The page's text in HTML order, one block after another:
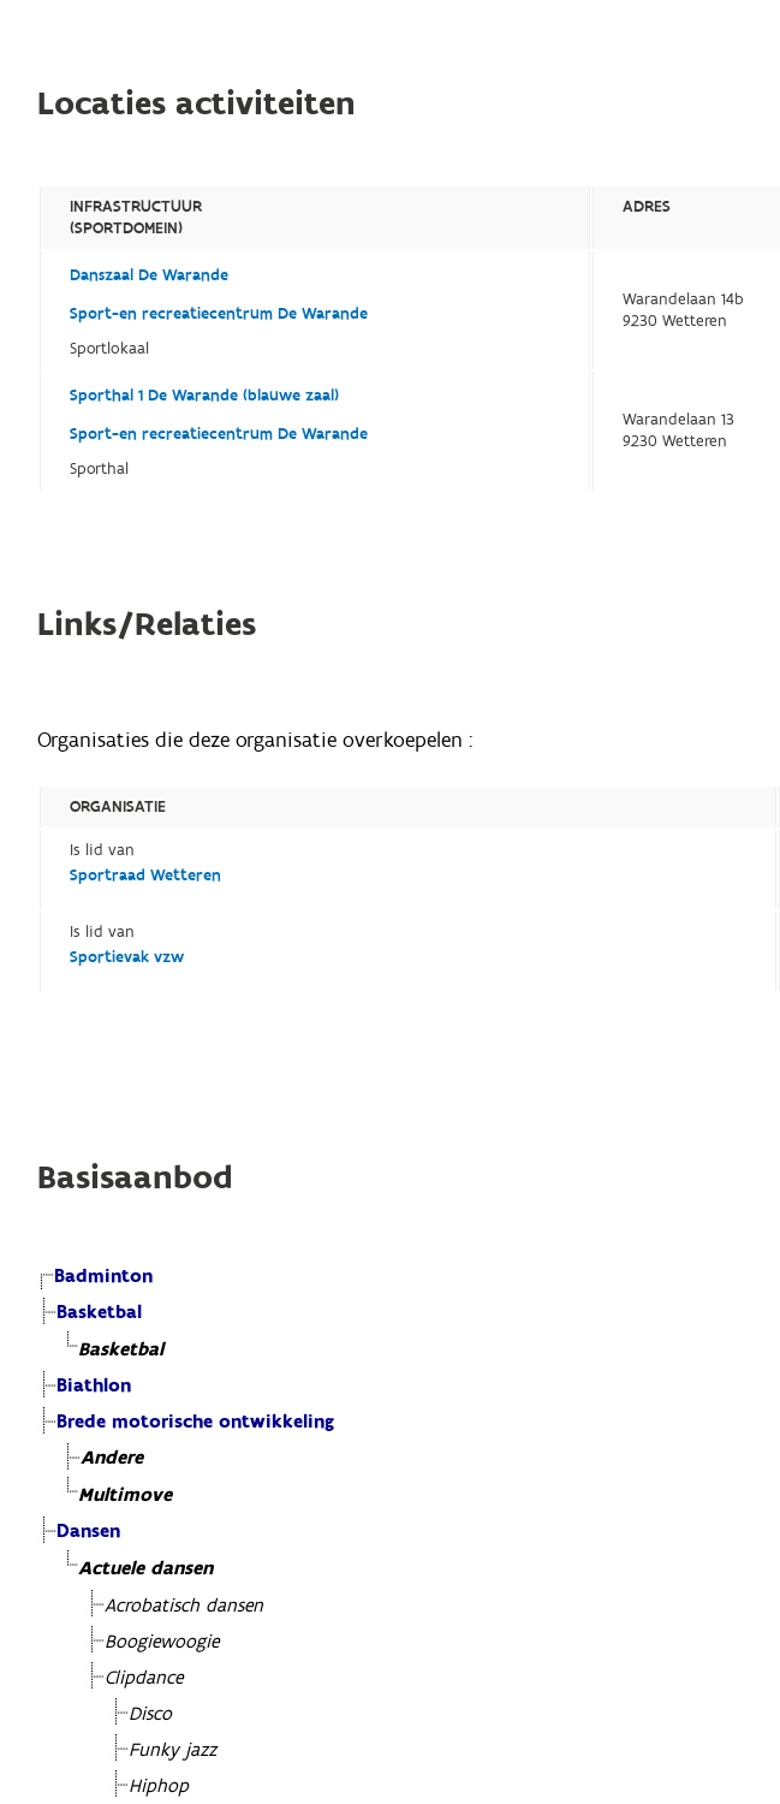
Locaties activiteiten
INFRASTRUCTUUR
(SPORTDOMEIN)
ADRES
Danszaal De Warande
Sport-en recreatiecentrum De Warande
Sportlokaal
Warandelaan 14b
9230 Wetteren
Sporthal 1 De Warande (blauwe zaal)
Sport-en recreatiecentrum De Warande
Sporthal
Warandelaan 13
9230 Wetteren
Links/Relaties
Organisaties die deze organisatie overkoepelen :
ORGANISATIE
Is lid van
Sportraad Wetteren
Is lid van
Sportievak vzw
Basisaanbod
Badminton
Basketbal
Basketbal
Biathlon
Brede motorische ontwikkeling
Andere
Multimove
Dansen
Actuele dansen
Acrobatisch dansen
Boogiewoogie
Clipdance
Disco
Funky jazz
Hiphop